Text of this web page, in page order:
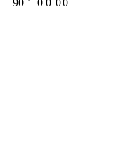
90 ʼ 0 0 00